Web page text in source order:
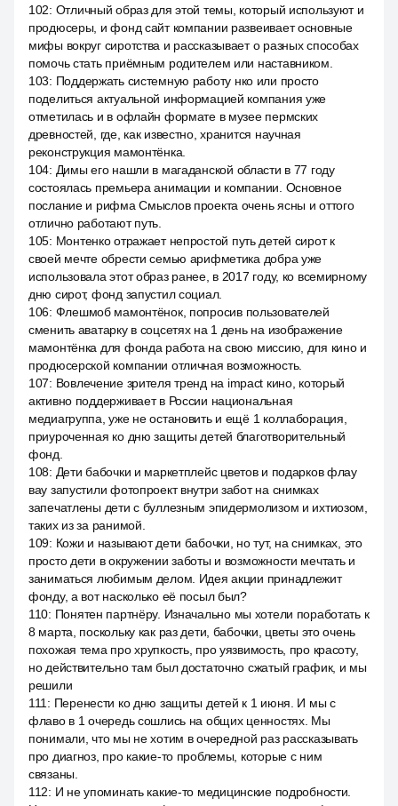
102: Отличный образ для этой темы, который используют и
продюсеры, и фонд сайт компании развеивает основные
мифы вокруг сиротства и рассказывает о разных способах
помочь стать приёмным родителем или наставником.
103: Поддержать системную работу нко или просто
поделиться актуальной информацией компания уже
отметилась и в офлайн формате в музее пермских
древностей, где, как известно, хранится научная
реконструкция мамонтёнка.
104: Димы его нашли в магаданской области в 77 году
состоялась премьера анимации и компании. Основное
послание и рифма Смыслов проекта очень ясны и оттого
отлично работают путь.
105: Монтенко отражает непростой путь детей сирот к
своей мечте обрести семью арифметика добра уже
использовала этот образ ранее, в 2017 году, ко всемирному
дню сирот, фонд запустил социал.
106: Флешмоб мамонтёнок, попросив пользователей
сменить аватарку в соцсетях на 1 день на изображение
мамонтёнка для фонда работа на свою миссию, для кино и
продюсерской компании отличная возможность.
107: Вовлечение зрителя тренд на impact кино, который
активно поддерживает в России национальная
медиагруппа, уже не остановить и ещё 1 коллаборация,
приуроченная ко дню защиты детей благотворительный
фонд.
108: Дети бабочки и маркетплейс цветов и подарков флау
вау запустили фотопроект внутри забот на снимках
запечатлены дети с буллезным эпидермолизом и ихтиозом,
таких из за ранимой.
109: Кожи и называют дети бабочки, но тут, на снимках, это
просто дети в окружении заботы и возможности мечтать и
заниматься любимым делом. Идея акции принадлежит
фонду, а вот насколько её посыл был?
110: Понятен партнёру. Изначально мы хотели поработать к
8 марта, поскольку как раз дети, бабочки, цветы это очень
похожая тема про хрупкость, про уязвимость, про красоту,
но действительно там был достаточно сжатый график, и мы
решили
111 : Перенести ко дню защиты детей к 1 июня. И мы с
флаво в 1 очередь сошлись на общих ценностях. Мы
понимали, что мы не хотим в очередной раз рассказывать
про диагноз, про какие-то проблемы, которые с ним
связаны.
112: И не упоминать какие-то медицинские подробности.